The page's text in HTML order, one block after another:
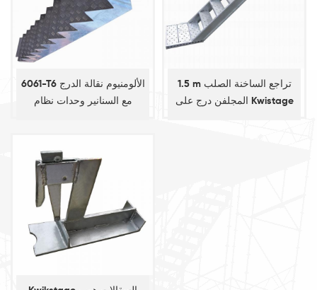
6061-T6 الألومنيوم نقالة الدرج
مع السنانير وحدات نظام
1.5 m تراجع الساخنة الصلب
المجلفن درج على Kwistage